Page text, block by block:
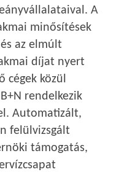
A
minősítések
az elmúlt
díjat nyert
cégek közül
rendelkezik
Automatizált,
felülvizsgált
támogatás,